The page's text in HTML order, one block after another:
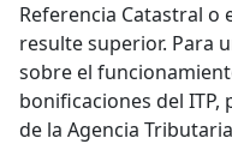
Referencia Catastral o
resulte superior. Para
sobre el
bonificaciones del
de la Agencia